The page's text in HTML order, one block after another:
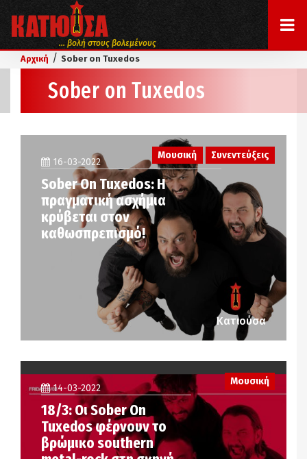
... βολή στους βολεμένους
Αρχική / Sober on Tuxedos
Sober on Tuxedos
Μουσική Συνεντεύξεις
16-03-2022
Sober On Tuxedos: Η
πραγματική ασχήμια
κρύβεται στον
καθωσπρεπισμό!
Κατιούσα
14-03-2022
18/3: Οι Sober On
Tuxedos φέρνουν το
βρώμικο southern
Μουσική